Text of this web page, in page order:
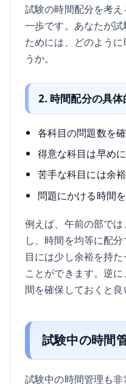
試験の時間配分を考
一歩です。あなたが
ためには、どのよう
うか。
2. 時間配分の具
各科目の問題数を
得意な科目は早めに
苦手な科目には余
問題にかける時間
例えば、午前の部で
し、時間を均等に配
目には少し余裕を持
ことができます。逆
間を確保しておくと良
試験中の時間
試験中の時間管理も非